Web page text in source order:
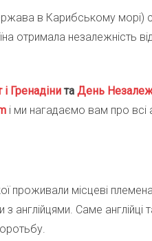
в Карибському морі)
отримала незалежність
Гренадіни та День
і ми нагадаємо вам про всі
проживали місцеві
англійцями. Саме англійці